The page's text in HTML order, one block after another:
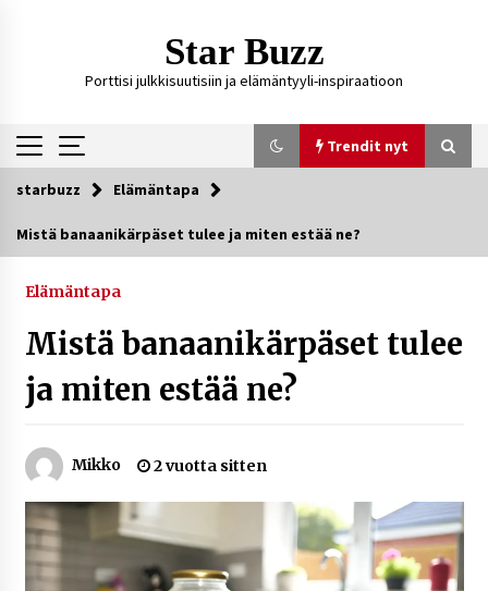
Star Buzz
Porttisi julkkisuutisiin ja elämäntyyli-inspiraatioon
Trendit nyt
Trendit nyt
Ali Leiniö vankila – mitä väitteistä tiedetään?
4 päivää sitten
Matti Koivisto toimittaja ikä – mitä Ylen
6 päivää sitten
Netflix, YouTube, TikTok, pelit ja nettikasinot
osana samaa ilmiötä
starbuzz Elämäntapa
Mistä banaanikärpäset tulee ja miten estää ne?
Elämäntapa
Mistä banaanikärpäset tulee
ja miten estää ne?
Mikko 2 vuotta sitten